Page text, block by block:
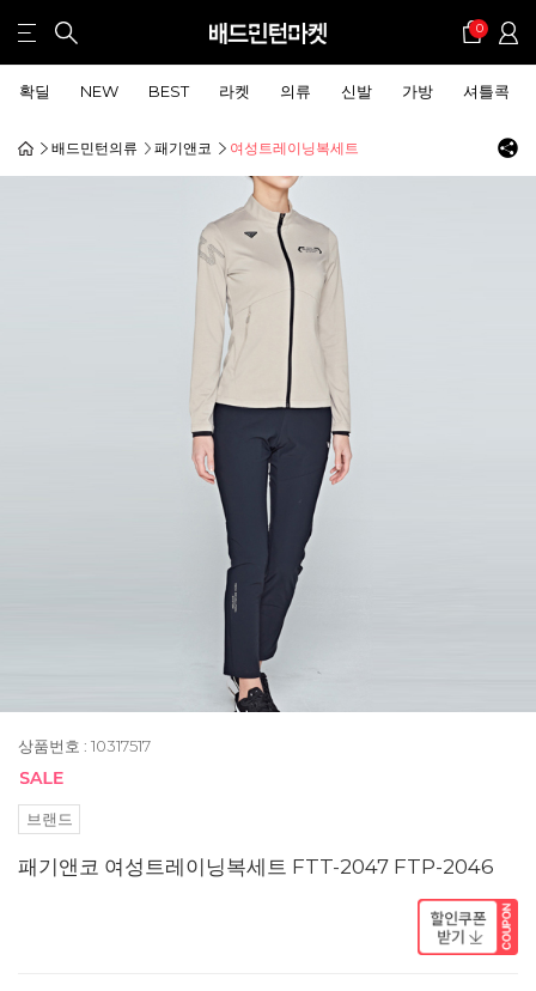
0
확딜 NEW BEST 라켓 의류 신발 가방 셔틀콕
배드민턴의류 패기앤코 여성트레이닝복세트
상품번호 : 10317517
브랜드
패기앤코 여성트레이닝복세트 FTT-2047 FTP-2046